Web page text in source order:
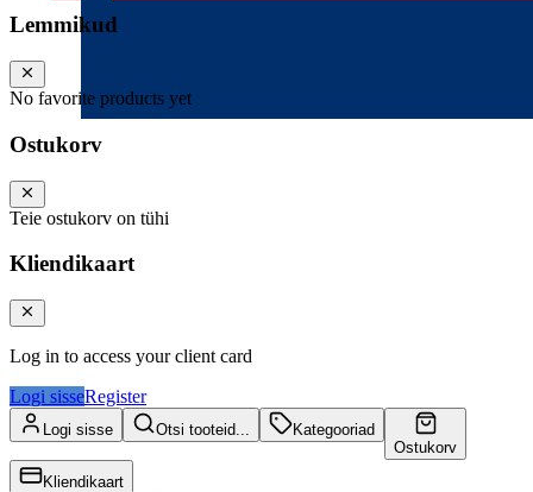
Lemmikud
No favorite products yet
Ostukorv
Teie ostukorv on tühi
Kliendikaart
Log in to access your client card
Logi sisseRegister
Logi sisse Otsi tooteid...
Kategooriad
Ostukorv
Kliendikaart